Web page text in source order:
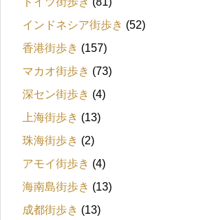
インドネシア街歩き (52)
香港街歩き (157)
マカオ街歩き (73)
深セン街歩き (4)
上海街歩き (13)
珠海街歩き (2)
アモイ街歩き (4)
海南島街歩き (13)
成都街歩き (13)